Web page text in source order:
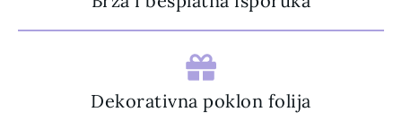
Dekorativna poklon folija